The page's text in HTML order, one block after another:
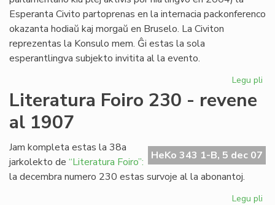
Esperanta Civito partoprenas en la internacia packonferenco
okazanta hodiaŭ kaj morgaŭ en Bruselo. La Civiton
reprezentas la Konsulo mem. Ĝi estas la sola
esperantlingva subjekto invitita al la evento.
Legu pli
Literatura Foiro 230 - revene
al 1907
HeKo 343 1-B, 5 dec 07
Jam kompleta estas la 38a
jarkolekto de “Literatura Foiro”:
la decembra numero 230 estas survoje al la abonantoj.
Legu pli